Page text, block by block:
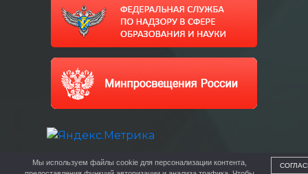
Мы используем файлы cookie для персонализации контента,